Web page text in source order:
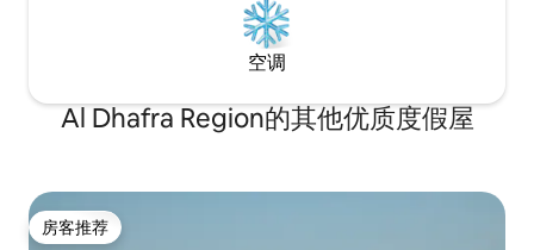
空调
Al Dhafra Region的其他优质度假屋
房客推荐
房客推荐